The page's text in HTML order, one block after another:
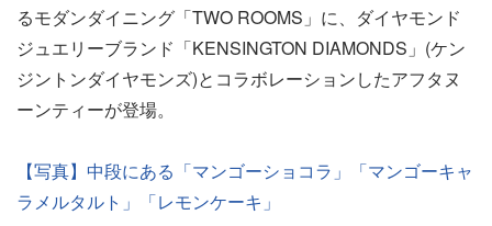
るモダンダイニング「TWO ROOMS」に、ダイヤモンド
ジュエリーブランド「KENSINGTON DIAMONDS」(ケン
ジントンダイヤモンズ)とコラボレーションしたアフタヌ
ーンティーが登場。
【写真】中段にある「マンゴーショコラ」「マンゴーキャ
ラメルタルト」「レモンケーキ」